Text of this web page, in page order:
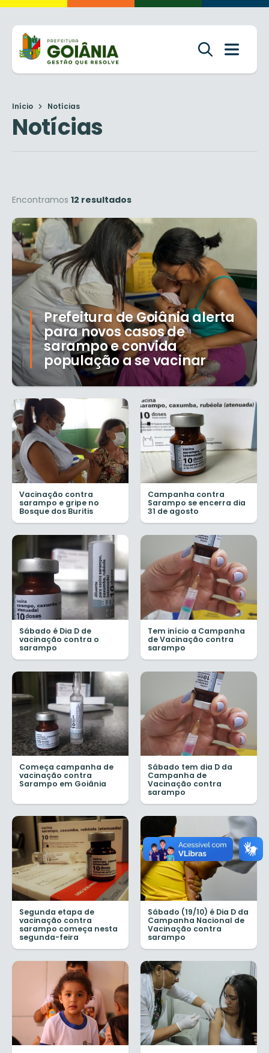
Início Notícias
Notícias
Encontramos 12 resultados
Prefeitura de Goiânia alerta
para novos casos de
sarampo e convida
população a se vacinar
Vacinação contra
sarampo e gripe no
Bosque dos Buritis
Campanha contra
Sarampo se encerra dia
31 de agosto
Sábado é Dia D de
vacinação contra o
sarampo
Tem início a Campanha
de Vacinação contra
sarampo
Começa campanha de
vacinação contra
Sarampo em Goiânia
Sábado tem dia D da
Campanha de
Vacinação contra
sarampo
Segunda etapa de
vacinação contra
sarampo começa nesta
segunda-feira
Sábado (19/10) é Dia D da
Campanha Nacional de
Vacinação contra
sarampo